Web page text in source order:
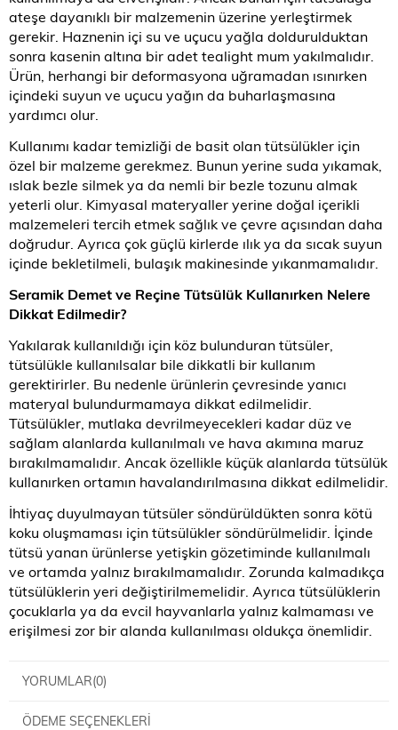
ateşe dayanıklı bir malzemenin üzerine yerleştirmek
gerekir. Haznenin içi su ve uçucu yağla doldurulduktan
sonra kasenin altına bir adet tealight mum yakılmalıdır.
Ürün, herhangi bir deformasyona uğramadan ısınırken
içindeki suyun ve uçucu yağın da buharlaşmasına
yardımcı olur.
Kullanımı kadar temizliği de basit olan tütsülükler için
özel bir malzeme gerekmez. Bunun yerine suda yıkamak,
ıslak bezle silmek ya da nemli bir bezle tozunu almak
yeterli olur. Kimyasal materyaller yerine doğal içerikli
malzemeleri tercih etmek sağlık ve çevre açısından daha
doğrudur. Ayrıca çok güçlü kirlerde ılık ya da sıcak suyun
içinde bekletilmeli, bulaşık makinesinde yıkanmamalıdır.
Seramik Demet ve Reçine Tütsülük Kullanırken Nelere
Dikkat Edilmedir?
Yakılarak kullanıldığı için köz bulunduran tütsüler,
tütsülükle kullanılsalar bile dikkatli bir kullanım
gerektirirler. Bu nedenle ürünlerin çevresinde yanıcı
materyal bulundurmamaya dikkat edilmelidir.
Tütsülükler, mutlaka devrilmeyecekleri kadar düz ve
sağlam alanlarda kullanılmalı ve hava akımına maruz
bırakılmamalıdır. Ancak özellikle küçük alanlarda tütsülük
kullanırken ortamın havalandırılmasına dikkat edilmelidir.
İhtiyaç duyulmayan tütsüler söndürüldükten sonra kötü
koku oluşmaması için tütsülükler söndürülmelidir. İçinde
tütsü yanan ürünlerse yetişkin gözetiminde kullanılmalı
ve ortamda yalnız bırakılmamalıdır. Zorunda kalmadıkça
tütsülüklerin yeri değiştirilmemelidir. Ayrıca tütsülüklerin
çocuklarla ya da evcil hayvanlarla yalnız kalmaması ve
erişilmesi zor bir alanda kullanılması oldukça önemlidir.
YORUMLAR(0)
ÖDEME SEÇENEKLERI